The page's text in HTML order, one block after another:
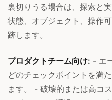
裏切りうる場合は、探索と
状態、オブジェクト、操作
跡します。
プロダクトチーム向け: - エ
どのチェックポイントを満
ます。 - 破壊的または高コ